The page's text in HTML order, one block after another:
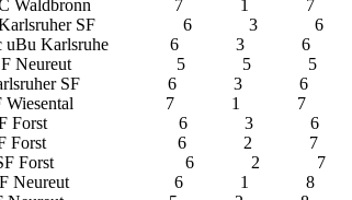
Waldbronn 7 1 7
SF 6 3 6 7.5
Karlsruhe 6 3 6
Neureut 5 5 5 7.5
SF 6 3 6
Wiesental 7 1 7
Forst 6 3 6 7.5
SF Forst 6 2 7
Forst 6 2 7 7.0
Neureut 6 1 8 6.5